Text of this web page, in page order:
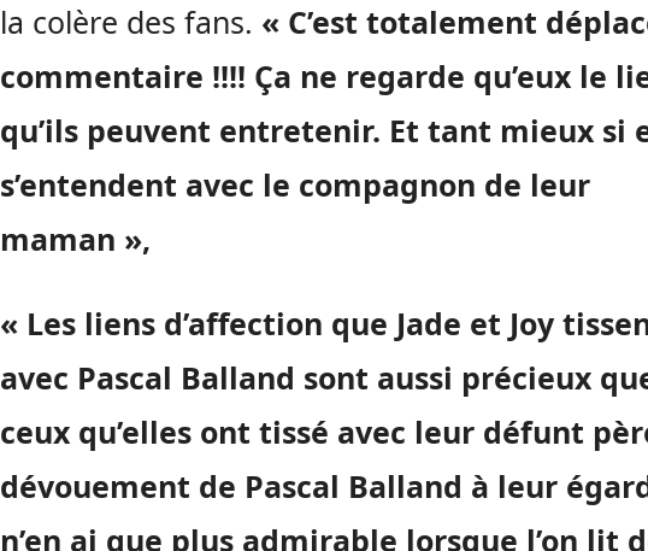
la colère des fans. « C’est totalement
commentaire !!!! Ça ne regarde qu’eux le
qu’ils peuvent entretenir. Et tant mieux si
s’entendent avec le compagnon de leur
maman »,
« Les liens d’affection que Jade et Joy
avec Pascal Balland sont aussi précieux
ceux qu’elles ont tissé avec leur défunt
dévouement de Pascal Balland à leur
n’en ai que plus admirable lorsque l’on lit